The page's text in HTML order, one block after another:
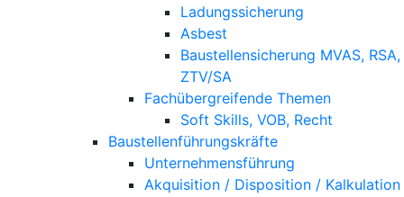
Ladungssicherung
Asbest
Baustellensicherung MVAS, RSA,
ZTV/SA
Fachübergreifende Themen
Soft Skills, VOB, Recht
Baustellenführungskräfte
Unternehmensführung
Akquisition / Disposition / Kalkulation